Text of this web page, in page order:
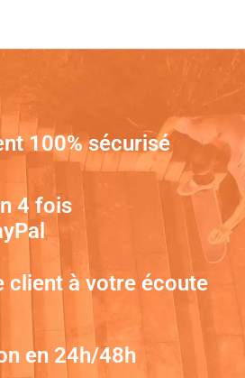
100% sécurisé
4 fois
client à votre écoute
en 24h/48h